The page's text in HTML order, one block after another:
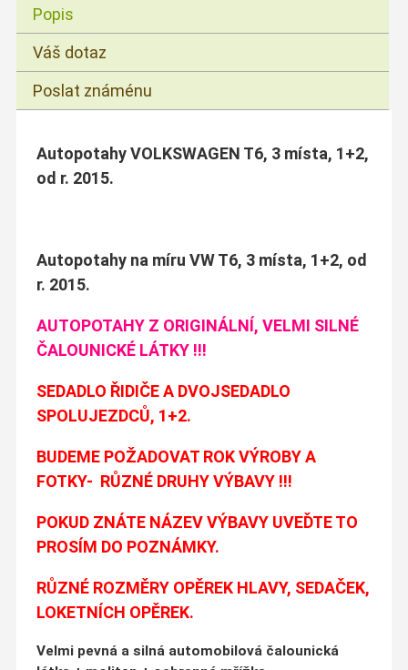
Popis
Váš dotaz
Poslat známénu
Autopotahy VOLKSWAGEN T6, 3 místa, 1+2,
od r. 2015.
Autopotahy na míru VW T6, 3 místa, 1+2, od
r. 2015.
AUTOPOTAHY Z ORIGINÁLNÍ, VELMI SILNÉ
ČALOUNICKÉ LÁTKY !!!
SEDADLO ŘIDIČE A DVOJSEDADLO
SPOLUJEZDCŮ, 1+2.
BUDEME POŽADOVAT ROK VÝROBY A
FOTKY- RŮZNÉ DRUHY VÝBAVY !!!
POKUD ZNÁTE NÁZEV VÝBAVY UVEĎTE TO
PROSÍM DO POZNÁMKY.
RŮZNÉ ROZMĚRY OPĚREK HLAVY, SEDAČEK,
LOKETNÍCH OPĚREK.
Velmi pevná a silná automobilová čalounická